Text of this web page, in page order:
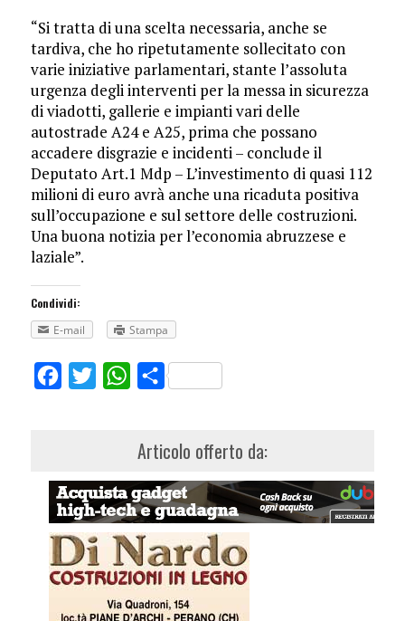
“Si tratta di una scelta necessaria, anche se
tardiva, che ho ripetutamente sollecitato con
varie iniziative parlamentari, stante l’assoluta
urgenza degli interventi per la messa in sicurezza
di viadotti, gallerie e impianti vari delle
autostrade A24 e A25, prima che possano
accadere disgrazie e incidenti – conclude il
Deputato Art.1 Mdp – L’investimento di quasi 112
milioni di euro avrà anche una ricaduta positiva
sull’occupazione e sul settore delle costruzioni.
Una buona notizia per l’economia abruzzese e
laziale”.
Condividi:
E-mail
Stampa
FacebookTwitterWhatsApp
Share
Articolo offerto da: